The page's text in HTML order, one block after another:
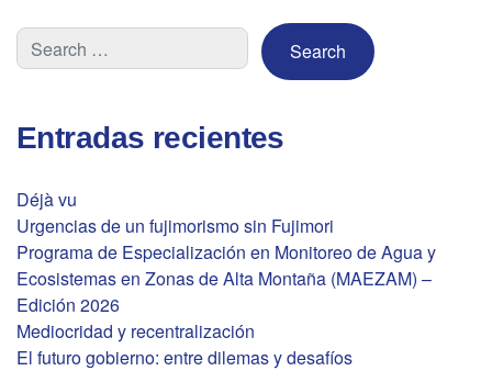
Entradas recientes
Déjà vu
Urgencias de un fujimorismo sin Fujimori
Programa de Especialización en Monitoreo de Agua y
Ecosistemas en Zonas de Alta Montaña (MAEZAM) –
Edición 2026
Mediocridad y recentralización
El futuro gobierno: entre dilemas y desafíos